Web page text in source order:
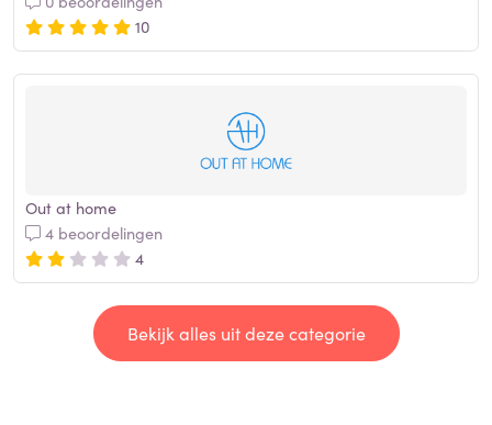
10
Out at home
4 beoordelingen
4
Bekijk alles uit deze categorie